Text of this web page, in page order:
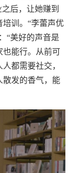
后，让她赚到
训。“李蕾声优
“美好的声音是
也能行。从前可
都需要社交，
散发的香气，能